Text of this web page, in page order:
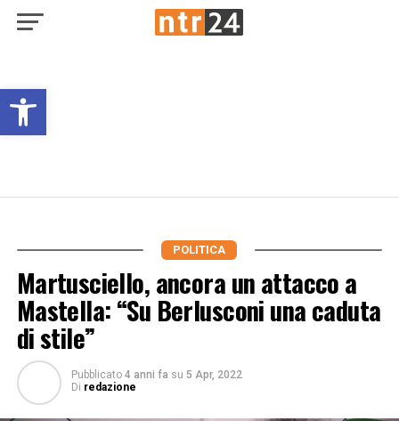
Open toolbar
POLITICA
Martusciello, ancora un attacco a
Mastella: “Su Berlusconi una caduta
di stile”
Pubblicato 4 anni fa su 5 Apr, 2022
Di redazione